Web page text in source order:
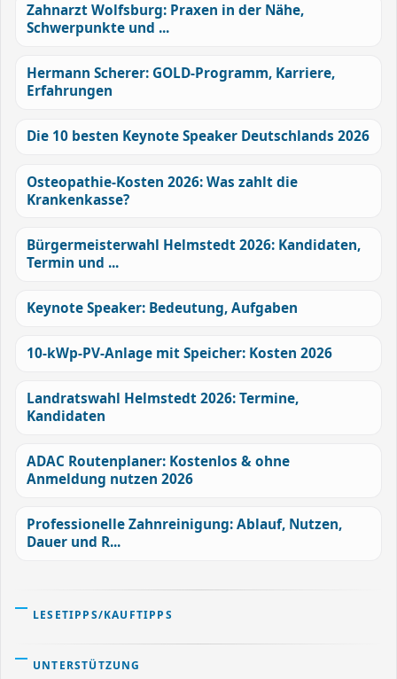
Zahnarzt Wolfsburg: Praxen in der Nähe,
Schwerpunkte und ...
Hermann Scherer: GOLD-Programm, Karriere,
Erfahrungen
Die 10 besten Keynote Speaker Deutschlands 2026
Osteopathie-Kosten 2026: Was zahlt die
Krankenkasse?
Bürgermeisterwahl Helmstedt 2026: Kandidaten,
Termin und ...
Keynote Speaker: Bedeutung, Aufgaben
10-kWp-PV-Anlage mit Speicher: Kosten 2026
Landratswahl Helmstedt 2026: Termine,
Kandidaten
ADAC Routenplaner: Kostenlos & ohne
Anmeldung nutzen 2026
Professionelle Zahnreinigung: Ablauf, Nutzen,
Dauer und R...
LESETIPPS/KAUFTIPPS
UNTERSTÜTZUNG